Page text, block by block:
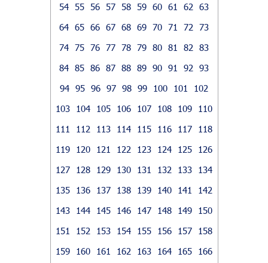
54 55 56 57 58 59 60 61 62
63
64 65 66 67 68 69 70 71 72
73
74 75 76 77 78 79 80 81 82
83
84 85 86 87 88 89 90 91 92
93
94 95 96 97 98 99 100 101
102
103
104 105 106 107 108 109
110
111
112 113 114 115 116 117
118
119
120 121 122 123 124 125
126
127
128 129 130 131 132 133
134
135
136 137 138 139 140 141
142
143
144 145 146 147 148 149
150
151
152 153 154 155 156 157
158
159
160 161 162 163 164 165
166